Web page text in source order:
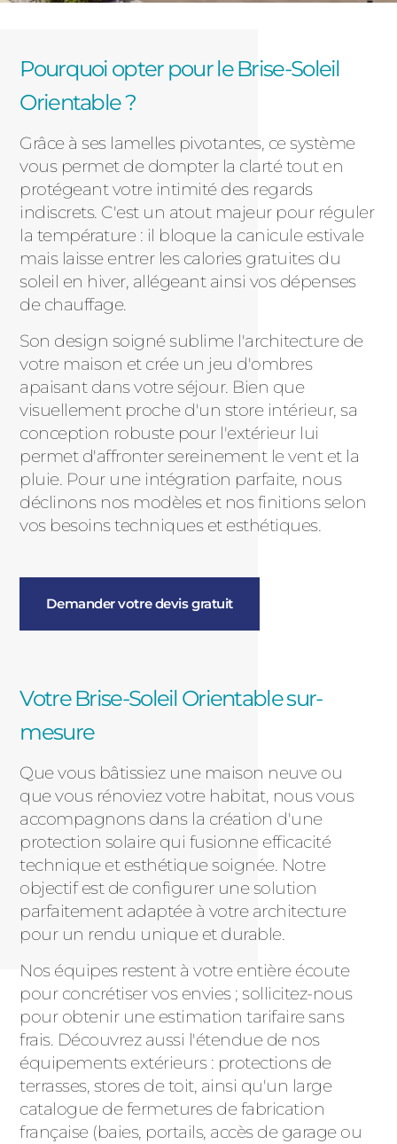
Pourquoi opter pour le Brise-Soleil
Orientable ?
Grâce à ses lamelles pivotantes, ce système
vous permet de dompter la clarté tout en
protégeant votre intimité des regards
indiscrets. C'est un atout majeur pour réguler
la température : il bloque la canicule estivale
mais laisse entrer les calories gratuites du
soleil en hiver, allégeant ainsi vos dépenses
de chauffage.
Son design soigné sublime l'architecture de
votre maison et crée un jeu d'ombres
apaisant dans votre séjour. Bien que
visuellement proche d'un store intérieur, sa
conception robuste pour l'extérieur lui
permet d'affronter sereinement le vent et la
pluie. Pour une intégration parfaite, nous
déclinons nos modèles et nos finitions selon
vos besoins techniques et esthétiques.
Demander votre devis gratuit
Votre Brise-Soleil Orientable sur-
mesure
Que vous bâtissiez une maison neuve ou
que vous rénoviez votre habitat, nous vous
accompagnons dans la création d'une
protection solaire qui fusionne efficacité
technique et esthétique soignée. Notre
objectif est de configurer une solution
parfaitement adaptée à votre architecture
pour un rendu unique et durable.
Nos équipes restent à votre entière écoute
pour concrétiser vos envies ; sollicitez-nous
pour obtenir une estimation tarifaire sans
frais. Découvrez aussi l'étendue de nos
équipements extérieurs : protections de
terrasses, stores de toit, ainsi qu'un large
catalogue de fermetures de fabrication
française (baies, portails, accès de garage ou